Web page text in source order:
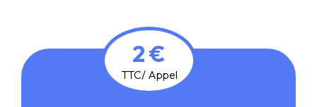
2 €
TTC/ Appel